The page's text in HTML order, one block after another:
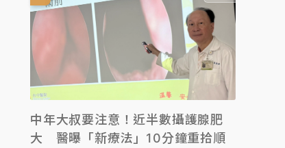
中年大叔要注意！近半數攝護腺肥
大 醫曝「新療法」10分鐘重拾順